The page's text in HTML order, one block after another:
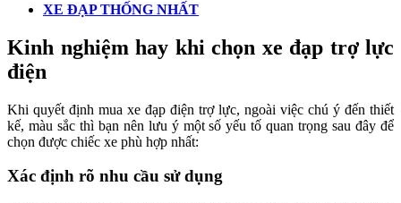
XE ĐẠP THỐNG NHẤT
Kinh nghiệm hay khi chọn xe đạp trợ lực
điện
Khi quyết định mua xe đạp điện trợ lực, ngoài việc chú ý đến thiết
kế, màu sắc thì bạn nên lưu ý một số yếu tố quan trọng sau đây để
chọn được chiếc xe phù hợp nhất:
Xác định rõ nhu cầu sử dụng